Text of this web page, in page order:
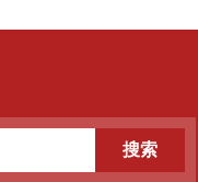
搜索